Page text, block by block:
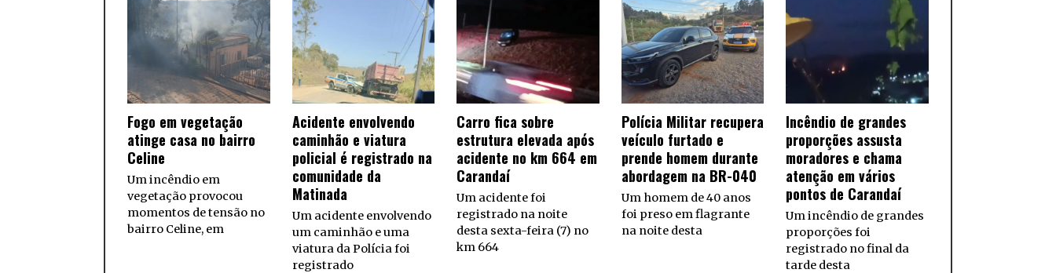
Fogo em vegetação
atinge casa no bairro
Celine
Um incêndio em
vegetação provocou
momentos de tensão no
bairro Celine, em
Acidente envolvendo
caminhão e viatura
policial é registrado na
comunidade da
Matinada
Um acidente envolvendo
um caminhão e uma
viatura da Polícia foi
registrado
Carro fica sobre
estrutura elevada após
acidente no km 664 em
Carandaí
Um acidente foi
registrado na noite
desta sexta-feira (7) no
km 664
Polícia Militar recupera
veículo furtado e
prende homem durante
abordagem na BR-040
Um homem de 40 anos
foi preso em flagrante
na noite desta
Incêndio de grandes
proporções assusta
moradores e chama
atenção em vários
pontos de Carandaí
Um incêndio de grandes
proporções foi
registrado no final da
tarde desta